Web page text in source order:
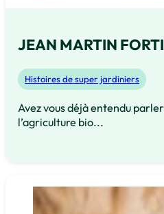
JEAN MARTIN
Histoires de super jardiniers
Avez vous déjà entendu
l’agriculture bio...